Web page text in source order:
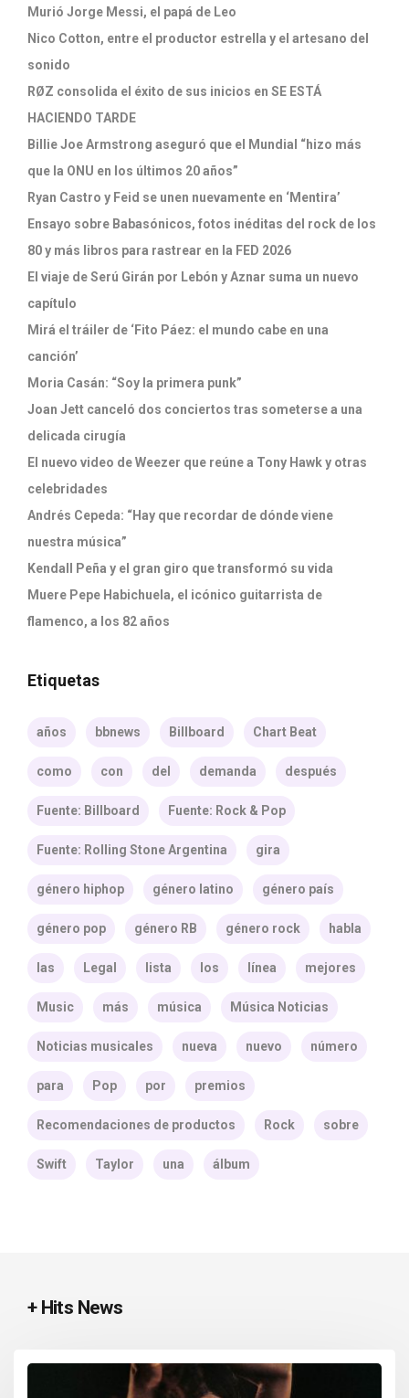
Murió Jorge Messi, el papá de Leo
Nico Cotton, entre el productor estrella y el artesano del
sonido
RØZ consolida el éxito de sus inicios en SE ESTÁ
HACIENDO TARDE
Billie Joe Armstrong aseguró que el Mundial “hizo más
que la ONU en los últimos 20 años”
Ryan Castro y Feid se unen nuevamente en ‘Mentira’
Ensayo sobre Babasónicos, fotos inéditas del rock de los
80 y más libros para rastrear en la FED 2026
El viaje de Serú Girán por Lebón y Aznar suma un nuevo
capítulo
Mirá el tráiler de ‘Fito Páez: el mundo cabe en una
canción’
Moria Casán: “Soy la primera punk”
Joan Jett canceló dos conciertos tras someterse a una
delicada cirugía
El nuevo video de Weezer que reúne a Tony Hawk y otras
celebridades
Andrés Cepeda: “Hay que recordar de dónde viene
nuestra música”
Kendall Peña y el gran giro que transformó su vida
Muere Pepe Habichuela, el icónico guitarrista de
flamenco, a los 82 años
Etiquetas
años bbnews Billboard Chart Beat
como con del demanda después
Fuente: Billboard Fuente: Rock & Pop
Fuente: Rolling Stone Argentina gira
género hiphop género latino género país
género pop género RB género rock habla
las Legal lista los línea mejores
Music más música Música Noticias
Noticias musicales nueva nuevo número
para Pop por premios
Recomendaciones de productos Rock sobre
Swift Taylor una álbum
+ Hits News